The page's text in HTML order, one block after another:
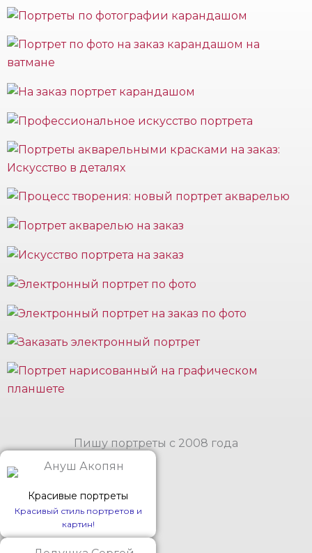
Пишу портреты с 2008 года
Красивые портреты
Красивый стиль портретов и
картин!